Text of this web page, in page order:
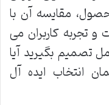
مقایسه آن با
و تجربه کاربران می
تصمیم بگیرید آیا
جنرال گلد ۳۶۰۰۰ همان انتخاب ایده آل